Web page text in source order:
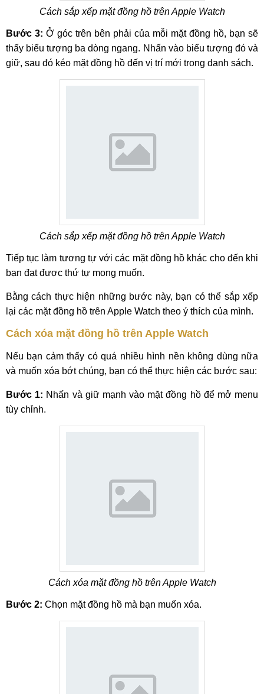
Cách sắp xếp mặt đồng hồ trên Apple Watch
Bước 3: Ở góc trên bên phải của mỗi mặt đồng hồ, bạn sẽ
thấy biểu tượng ba dòng ngang. Nhấn vào biểu tượng đó và
giữ, sau đó kéo mặt đồng hồ đến vị trí mới trong danh sách.
Cách sắp xếp mặt đồng hồ trên Apple Watch
Tiếp tục làm tương tự với các mặt đồng hồ khác cho đến khi
bạn đạt được thứ tự mong muốn.
Bằng cách thực hiện những bước này, bạn có thể sắp xếp
lại các mặt đồng hồ trên Apple Watch theo ý thích của mình.
Cách xóa mặt đồng hồ trên Apple Watch
Nếu bạn cảm thấy có quá nhiều hình nền không dùng nữa
và muốn xóa bớt chúng, bạn có thể thực hiện các bước sau:
Bước 1: Nhấn và giữ mạnh vào mặt đồng hồ để mở menu
tùy chỉnh.
Cách xóa mặt đồng hồ trên Apple Watch
Bước 2: Chọn mặt đồng hồ mà bạn muốn xóa.